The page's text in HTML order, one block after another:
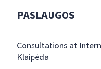
PASLAUGOS
Consultations at
Klaipėda